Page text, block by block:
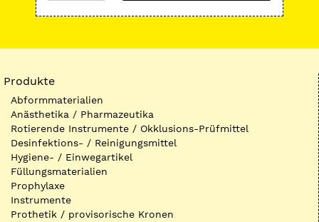
Produkte
Abformmaterialien
Anästhetika / Pharmazeutika
Rotierende Instrumente / Okklusions-Prüfmittel
Desinfektions- / Reinigungsmittel
Hygiene- / Einwegartikel
Füllungsmaterialien
Prophylaxe
Instrumente
Prothetik / provisorische Kronen